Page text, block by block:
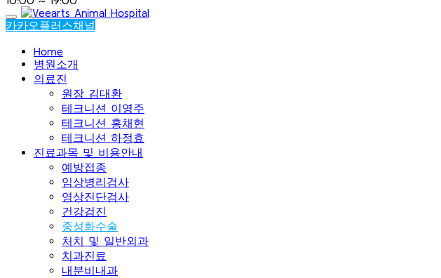
카카오플러스채널
Home
병원소개
의료진
원장 김대환
테크니션 이영주
테크니션 홍채현
테크니션 하정효
진료과목 및 비용안내
예방접종
임상병리검사
영상진단검사
건강검진
중성화수술
처치 및 일반외과
치과진료
내분비내과